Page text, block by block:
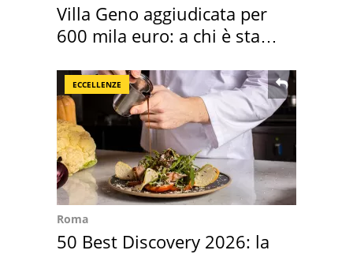
Villa Geno aggiudicata per
600 mila euro: a chi è stata
ECCELLENZE
Roma
50 Best Discovery 2026: la